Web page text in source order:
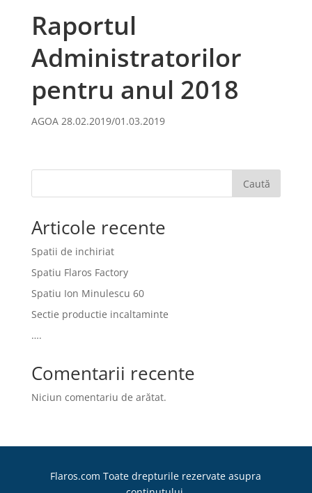
Raportul
Administratorilor
pentru anul 2018
AGOA 28.02.2019/01.03.2019
Caută
Articole recente
Spatii de inchiriat
Spatiu Flaros Factory
Spatiu Ion Minulescu 60
Sectie productie incaltaminte
….
Comentarii recente
Niciun comentariu de arătat.
Flaros.com Toate drepturile rezervate asupra